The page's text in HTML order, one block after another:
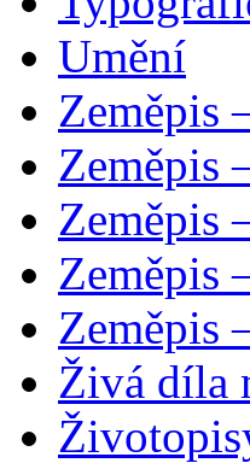
Umění
Zeměpis
Zeměpis
Zeměpis
Zeměpis
Zeměpis
Živá díla